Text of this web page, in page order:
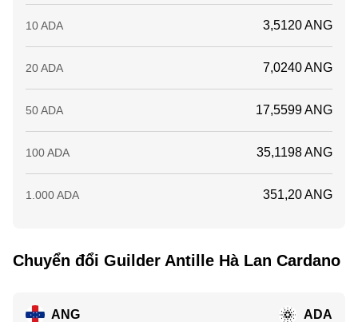
10 ADA 3,5120 ANG
20 ADA 7,0240 ANG
50 ADA 17,5599 ANG
100 ADA 35,1198 ANG
1.000 ADA 351,20 ANG
Chuyển đổi Guilder Antille Hà Lan Cardano
ANG ADA